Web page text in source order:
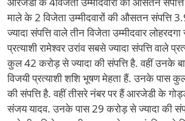
माले के 2 विजेता उम्मीदवारों की औसतन संपत्ति
ज्यादा संपत्ति वाले तीन विजेता उम्मीदवार
प्रत्याशी रामेश्वर उरांव सबसे ज्यादा संपत्ति वाले
कुल 42 करोड़ से ज्यादा की संपत्ति है. वहीं उनके
विजयी प्रत्याशी शशि भूषण मेहता हैं. उनके पास
की संपत्ति है. वहीं तीसरे नंबर पर हैं आरजेडी के
संजय यादव. उनके पास 29 करोड़ से ज्यादा की